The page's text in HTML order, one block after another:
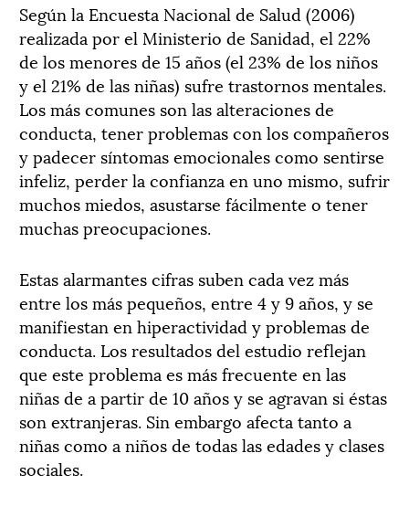
Según la Encuesta Nacional de Salud (2006)
realizada por el Ministerio de Sanidad, el 22%
de los menores de 15 años (el 23% de los niños
y el 21% de las niñas) sufre trastornos mentales.
Los más comunes son las alteraciones de
conducta, tener problemas con los compañeros
y padecer síntomas emocionales como sentirse
infeliz, perder la confianza en uno mismo, sufrir
muchos miedos, asustarse fácilmente o tener
muchas preocupaciones.
Estas alarmantes cifras suben cada vez más
entre los más pequeños, entre 4 y 9 años, y se
manifiestan en hiperactividad y problemas de
conducta. Los resultados del estudio reflejan
que este problema es más frecuente en las
niñas de a partir de 10 años y se agravan si éstas
son extranjeras. Sin embargo afecta tanto a
niñas como a niños de todas las edades y clases
sociales.